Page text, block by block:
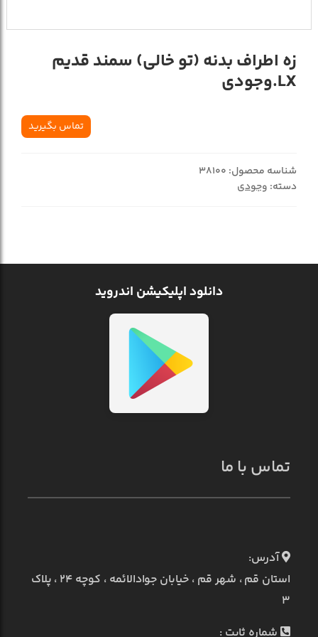
زه اطراف بدنه (تو خالي) سمند قديم
LX.وجودي
تماس بگیرید
شناسه محصول: 38100
دسته: وجودی
دانلود اپلیکیشن اندروید
تماس با ما
آدرس:
استان قم ، شهر قم ، خیابان جوادالائمه ، کوچه ۲۴ ، پلاک
۳
شماره ثابت :